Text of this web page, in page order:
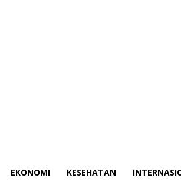
EKONOMI KESEHATAN